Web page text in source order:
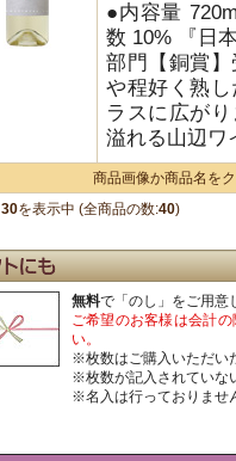
●内容量
数 10% 『日
部門【銅賞
や程好く熟
ラスに広が
溢れる山辺ワ
商品画像か商品名を
30を表示中 (全商品の数:40)
無料で「のし」をご用意
ご希望のお客様は会計
い。
※枚数はご購入いただい
※枚数が記入されていな
※名入は行っておりませ